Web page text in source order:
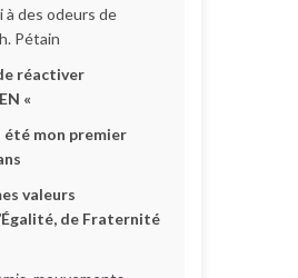
à des odeurs de
Pétain
réactiver
«
mon premier
valeurs
de Fraternité